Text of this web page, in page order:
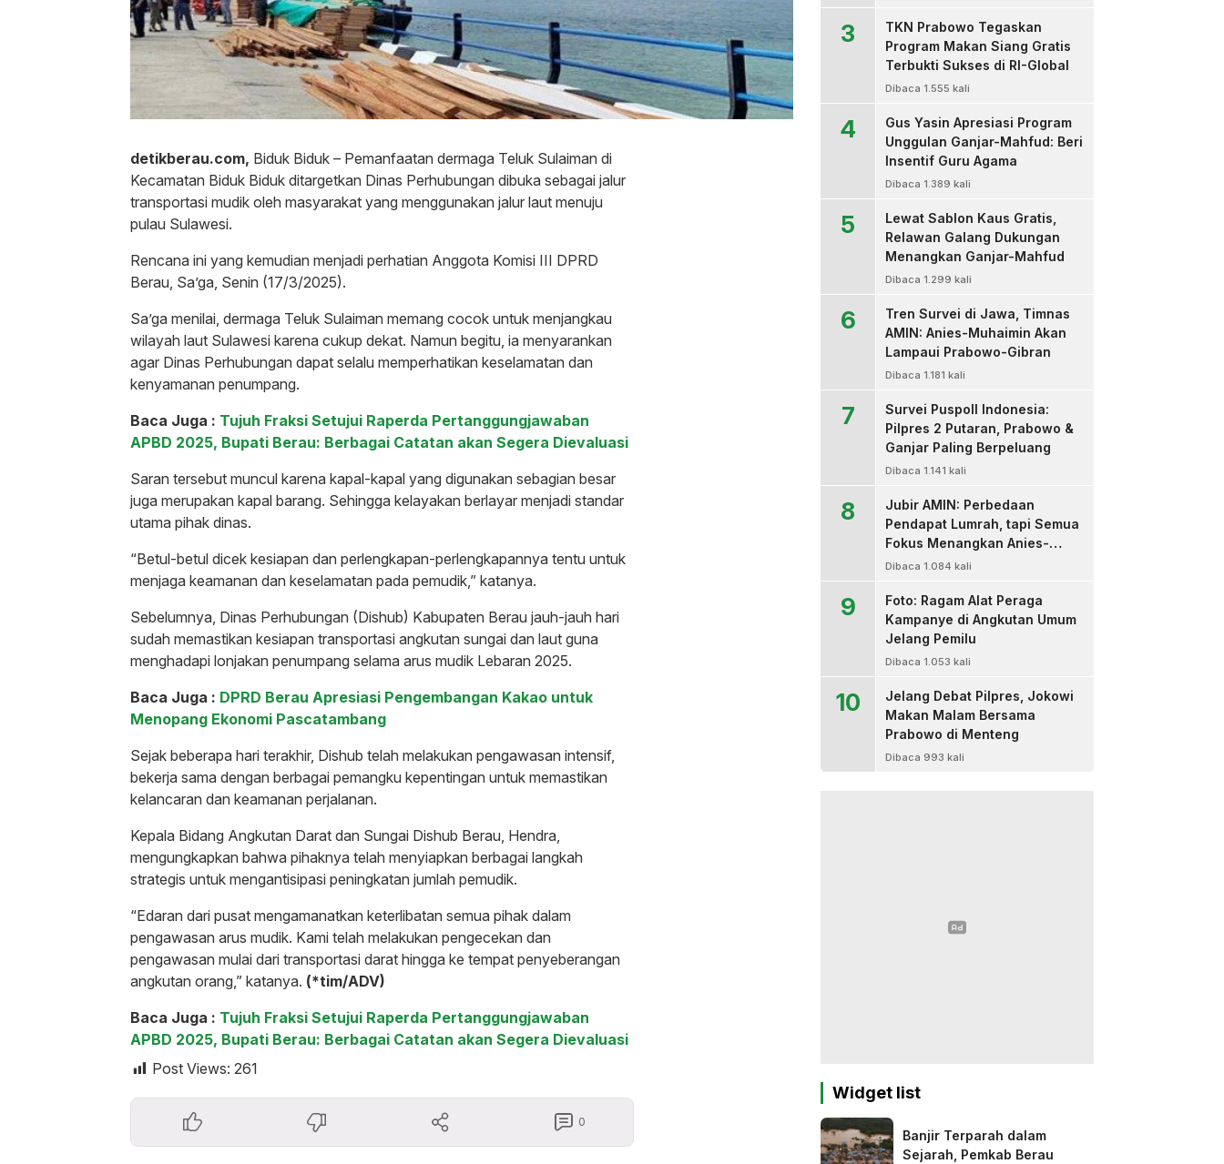
detikberau.com, Biduk Biduk – Pemanfaatan dermaga Teluk Sulaiman di
Kecamatan Biduk Biduk ditargetkan Dinas Perhubungan dibuka sebagai jalur
transportasi mudik oleh masyarakat yang menggunakan jalur laut menuju
pulau Sulawesi.
Rencana ini yang kemudian menjadi perhatian Anggota Komisi III DPRD
Berau, Sa’ga, Senin (17/3/2025).
Sa’ga menilai, dermaga Teluk Sulaiman memang cocok untuk menjangkau
wilayah laut Sulawesi karena cukup dekat. Namun begitu, ia menyarankan
agar Dinas Perhubungan dapat selalu memperhatikan keselamatan dan
kenyamanan penumpang.
Baca Juga : Tujuh Fraksi Setujui Raperda Pertanggungjawaban
APBD 2025, Bupati Berau: Berbagai Catatan akan Segera Dievaluasi
Saran tersebut muncul karena kapal-kapal yang digunakan sebagian besar
juga merupakan kapal barang. Sehingga kelayakan berlayar menjadi standar
utama pihak dinas.
“Betul-betul dicek kesiapan dan perlengkapan-perlengkapannya tentu untuk
menjaga keamanan dan keselamatan pada pemudik,” katanya.
Sebelumnya, Dinas Perhubungan (Dishub) Kabupaten Berau jauh-jauh hari
sudah memastikan kesiapan transportasi angkutan sungai dan laut guna
menghadapi lonjakan penumpang selama arus mudik Lebaran 2025.
Baca Juga : DPRD Berau Apresiasi Pengembangan Kakao untuk
Menopang Ekonomi Pascatambang
Sejak beberapa hari terakhir, Dishub telah melakukan pengawasan intensif,
bekerja sama dengan berbagai pemangku kepentingan untuk memastikan
kelancaran dan keamanan perjalanan.
Kepala Bidang Angkutan Darat dan Sungai Dishub Berau, Hendra,
mengungkapkan bahwa pihaknya telah menyiapkan berbagai langkah
strategis untuk mengantisipasi peningkatan jumlah pemudik.
“Edaran dari pusat mengamanatkan keterlibatan semua pihak dalam
pengawasan arus mudik. Kami telah melakukan pengecekan dan
pengawasan mulai dari transportasi darat hingga ke tempat penyeberangan
angkutan orang,” katanya. (*tim/ADV)
Baca Juga : Tujuh Fraksi Setujui Raperda Pertanggungjawaban
APBD 2025, Bupati Berau: Berbagai Catatan akan Segera Dievaluasi
Post Views: 261
0
3
TKN Prabowo Tegaskan
Program Makan Siang Gratis
Terbukti Sukses di RI-Global
Dibaca 1.555 kali
4
Gus Yasin Apresiasi Program
Unggulan Ganjar-Mahfud: Beri
Insentif Guru Agama
Dibaca 1.389 kali
5
Lewat Sablon Kaus Gratis,
Relawan Galang Dukungan
Menangkan Ganjar-Mahfud
Dibaca 1.299 kali
6
Tren Survei di Jawa, Timnas
AMIN: Anies-Muhaimin Akan
Lampaui Prabowo-Gibran
Dibaca 1.181 kali
7
Survei Puspoll Indonesia:
Pilpres 2 Putaran, Prabowo &
Ganjar Paling Berpeluang
Dibaca 1.141 kali
8
Jubir AMIN: Perbedaan
Pendapat Lumrah, tapi Semua
Fokus Menangkan Anies-
Muhaimin
Dibaca 1.084 kali
9
Foto: Ragam Alat Peraga
Kampanye di Angkutan Umum
Jelang Pemilu
Dibaca 1.053 kali
10
Jelang Debat Pilpres, Jokowi
Makan Malam Bersama
Prabowo di Menteng
Dibaca 993 kali
Widget list
Banjir Terparah dalam
Sejarah, Pemkab Berau